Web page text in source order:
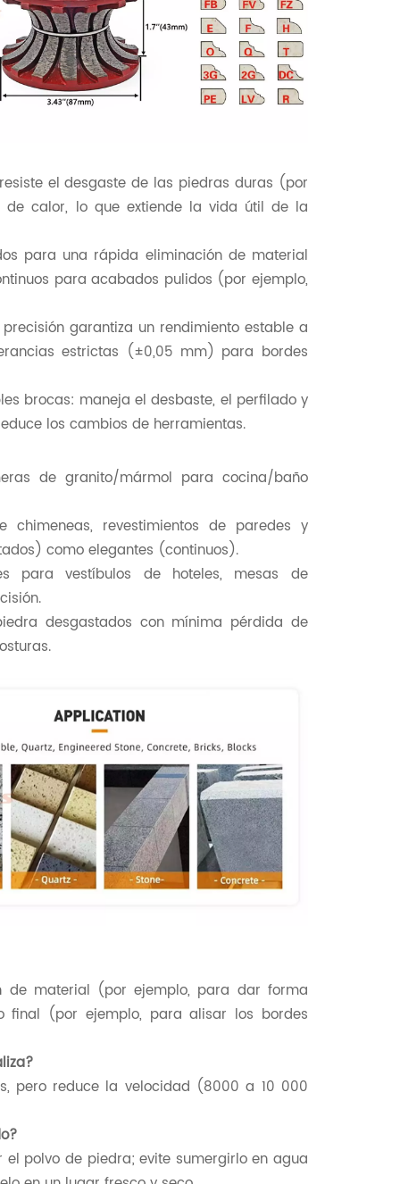
el desgaste de las piedras duras (por
calor, lo que extiende la vida útil de la
para una rápida eliminación de material
para acabados pulidos (por ejemplo,
garantiza un rendimiento estable a
estrictas (±0,05 mm) para bordes
brocas: maneja el desbaste, el perfilado y
los cambios de herramientas.
de granito/mármol para cocina/baño
revestimientos de paredes y
como elegantes (continuos).
para vestíbulos de hoteles, mesas de
desgastados con mínima pérdida de
de material (por ejemplo, para dar forma
final (por ejemplo, para alisar los bordes
pero reduce la velocidad (8000 a 10 000
polvo de piedra; evite sumergirlo en agua